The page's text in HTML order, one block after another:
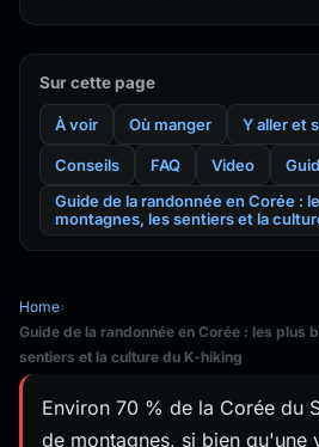
Sur cette page
À voir Où manger Y aller et
Conseils FAQ Video
Guide de la randonnée en Corée :
montagnes, les sentiers et la
Home›
Guide de la randonnée en Corée : les plus
sentiers et la culture du K-hiking
Environ 70 % de la Corée du
de montagnes, si bien qu'une